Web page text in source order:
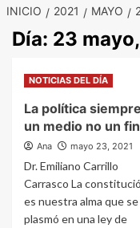
INICIO 2021 MAYO
Día: 23
NOTICIAS DEL DÍA
La política
un medio no un fin
Ana mayo 23, 2021
Dr. Emiliano Carrillo
Carrasco La
es nuestra alma que se
plasmó en una ley de